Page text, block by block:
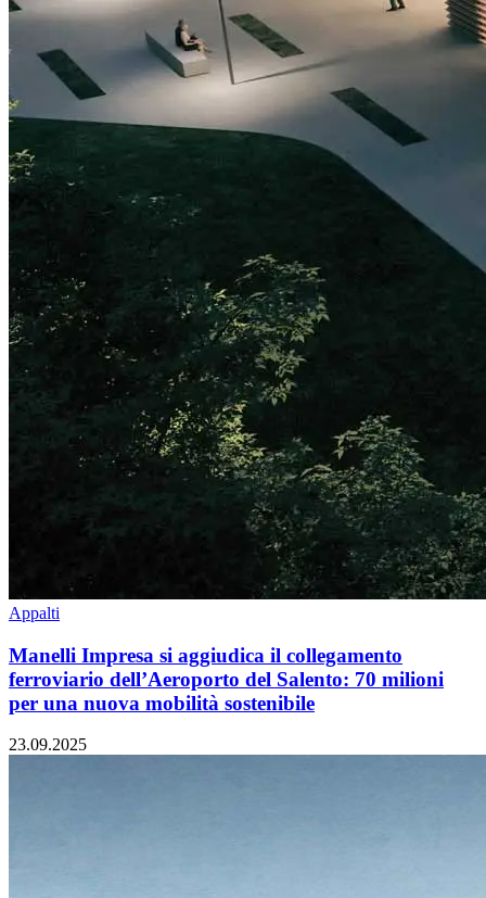
Appalti
Manelli Impresa si aggiudica il collegamento
ferroviario dell’Aeroporto del Salento: 70 milioni
per una nuova mobilità sostenibile
23.09.2025